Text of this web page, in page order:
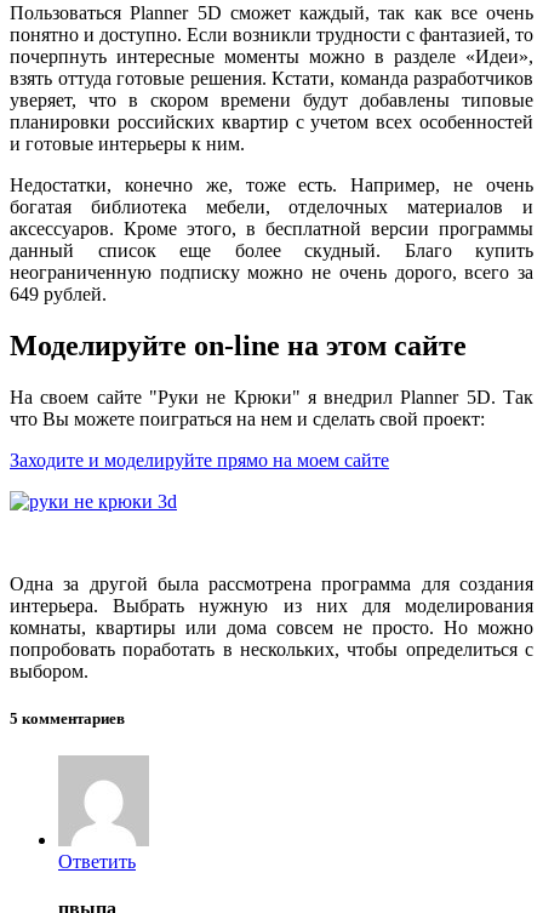
Пользоваться Planner 5D сможет каждый, так как все очень
понятно и доступно. Если возникли трудности с фантазией, то
почерпнуть интересные моменты можно в разделе «Идеи»,
взять оттуда готовые решения. Кстати, команда разработчиков
уверяет, что в скором времени будут добавлены типовые
планировки российских квартир с учетом всех особенностей
и готовые интерьеры к ним.
Недостатки, конечно же, тоже есть. Например, не очень
богатая библиотека мебели, отделочных материалов и
аксессуаров. Кроме этого, в бесплатной версии программы
данный список еще более скудный. Благо купить
неограниченную подписку можно не очень дорого, всего за
649 рублей.
Моделируйте on-line на этом сайте
На своем сайте "Руки не Крюки" я внедрил Planner 5D. Так
что Вы можете поиграться на нем и сделать свой проект:
Заходите и моделируйте прямо на моем сайте
Одна за другой была рассмотрена программа для создания
интерьера. Выбрать нужную из них для моделирования
комнаты, квартиры или дома совсем не просто. Но можно
попробовать поработать в нескольких, чтобы определиться с
выбором.
5 комментариев
Ответить